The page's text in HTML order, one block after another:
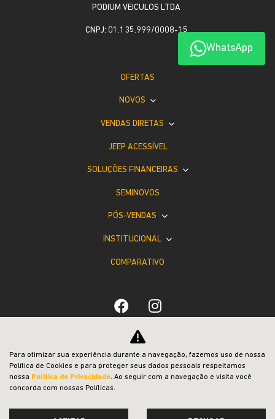
WhatsApp
PODIUM VEICULOS LTDA
CNPJ: 01.135.999/0008-15
OFERTAS
NOVOS
VENDAS DIRETAS
JEEP ACESSÍVEL
SOLUÇÕES FINANCEIRAS
SEMINOVOS
PÓS-VENDAS
INSTITUCIONAL
COMPARATIVO
Desacelere. Seu bem maior é a vida.
Para otimizar sua experiência durante a navegação, fazemos uso de nossa
Política de Cookies e para proteger seus dados pessoais respeitamos
nossa Política de Privacidade. Ao seguir com a navegação e visita você
concorda com nossas Políticas.